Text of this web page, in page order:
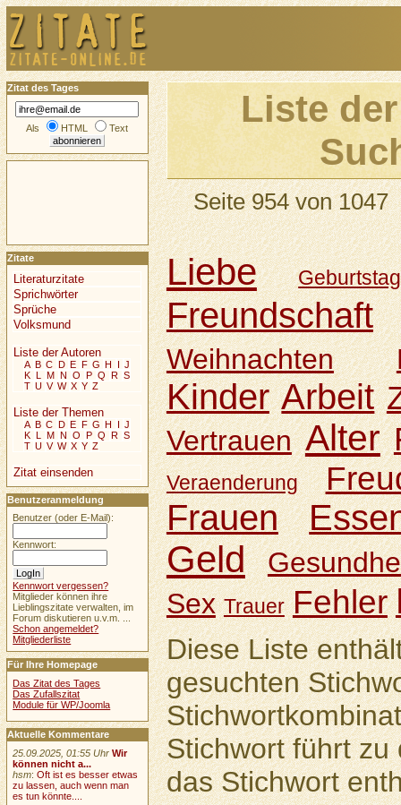
Liste
Seite 954 von 1047
Liebe Geburtstag
Freundschaft
Weihnachten
Kinder Arbeit
Vertrauen Alter
Veraenderung
Frauen
Geld
Sex Trauer Fehler
Diese Liste
gesuchten
Stichwort führt zu
das Stichwort
Zitat des Tages
Als HTML Text
Zitate
Literaturzitate
Sprichwörter
Sprüche
Volksmund
Liste der Autoren
A B C D E F G H I J
K L M N O P Q R S
T U V W X Y Z
Liste der Themen
A B C D E F G H I J
K L M N O P Q R S
T U V W X Y Z
Zitat einsenden
Benutzeranmeldung
Benutzer (oder E-Mail):
Kennwort:
Kennwort vergessen?
Mitglieder können ihre
Lieblingszitate verwalten, im
Forum diskutieren u.v.m. ...
Schon angemeldet?
Mitgliederliste
Für Ihre Homepage
Das Zitat des Tages
Das Zufallszitat
Module für WP/Joomla
Aktuelle Kommentare
25.09.2025, 01:55 Uhr Wir
können nicht a...
hsm:Oft ist es besser etwas
zu lassen, auch wenn man
es tun könnte....